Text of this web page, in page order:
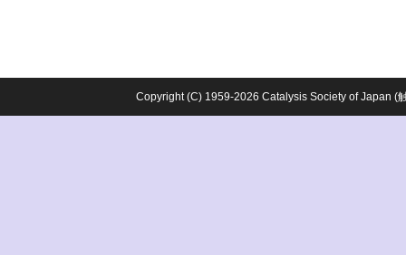
Copyright (C) 1959-2026 Catalysis Society of Japan (